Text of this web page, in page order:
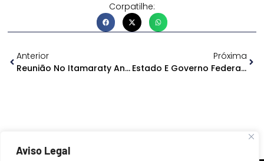
Aviso Legal
Corpatilhe:
Anterior
Reunião No Itamaraty Analisa Conflitos Em Israel E Na Palestina
Próxima
Estado E Governo Federal Vão Mapear Situação Da Fauna Nos Rios Do Amazonas